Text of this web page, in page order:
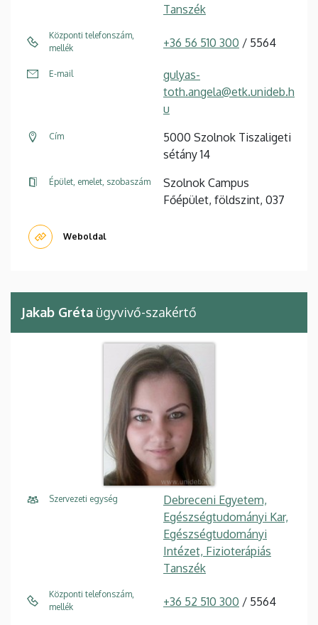
Tanszék
Központi telefonszám,
mellék
+36 56 510 300 / 5564
E-mail
gulyas-
toth.angela@etk.unideb.h
u
Cím
5000 Szolnok Tiszaligeti
sétány 14
Épület, emelet, szobaszám
Szolnok Campus
Főépület, földszint, 037
Weboldal
Jakab Gréta ügyvivő-szakértő
Szervezeti egység
Debreceni Egyetem,
Egészségtudományi Kar,
Egészségtudományi
Intézet, Fizioterápiás
Tanszék
Központi telefonszám,
mellék
+36 52 510 300 / 5564